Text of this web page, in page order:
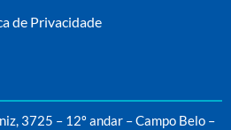
de Privacidade
3725 – 12º andar – Campo Belo –